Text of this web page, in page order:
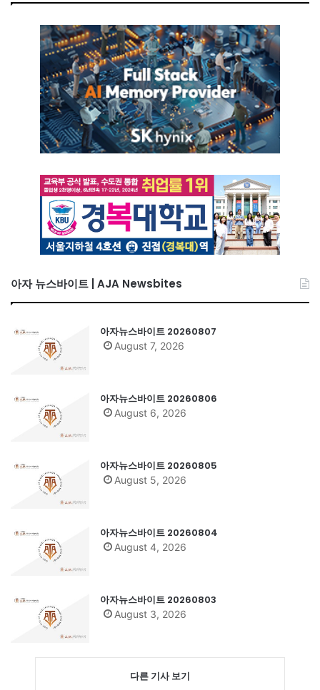
아자 뉴스바이트 | AJA Newsbites
아자뉴스바이트 20260807
August 7, 2026
아자뉴스바이트 20260806
August 6, 2026
아자뉴스바이트 20260805
August 5, 2026
아자뉴스바이트 20260804
August 4, 2026
아자뉴스바이트 20260803
August 3, 2026
다른 기사 보기